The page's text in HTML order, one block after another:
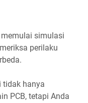
simulasi
perilaku
tidak hanya
PCB, tetapi Anda